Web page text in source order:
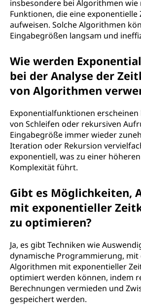
insbesondere bei Algorithmen wie
Funktionen, die eine
aufweisen. Solche Algorithmen
Eingabegrößen langsam und
Wie werden
bei der Analyse der
von Algorithmen
Exponentialfunktionen
von Schleifen oder rekursiven
Eingabegröße immer wieder
Iteration oder Rekursion
exponentiell, was zu einer
Komplexität führt.
Gibt es Möglichkeiten,
mit exponentieller
zu optimieren?
Ja, es gibt Techniken wie
dynamische Programmierung, mit
Algorithmen mit exponentieller
optimiert werden können, indem
Berechnungen vermieden und
gespeichert werden.